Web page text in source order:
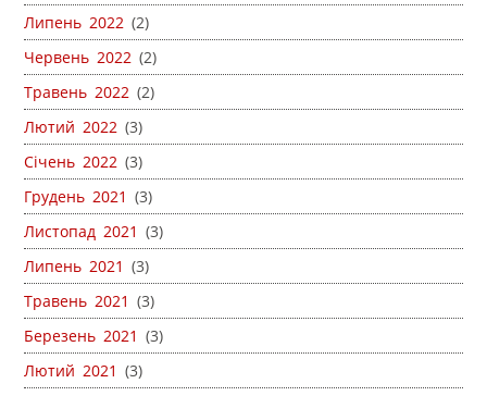
Липень 2022 (2)
Червень 2022 (2)
Травень 2022 (2)
Лютий 2022 (3)
Січень 2022 (3)
Грудень 2021 (3)
Листопад 2021 (3)
Липень 2021 (3)
Травень 2021 (3)
Березень 2021 (3)
Лютий 2021 (3)